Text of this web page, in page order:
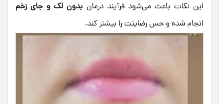
این نکات باعث می‌شود فرآیند درمان بدون لک و جای زخم
انجام شده و حس رضایتت را بیشتر کند.